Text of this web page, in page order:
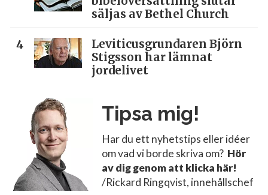
säljas av Bethel Church
Leviticusgrundaren Björn
Stigsson har lämnat
jordelivet
Tipsa mig!
Har du ett nyhetstips eller idéer
om vad vi borde skriva om? Hör
av dig genom att klicka här!
/Rickard Ringqvist, innehållschef